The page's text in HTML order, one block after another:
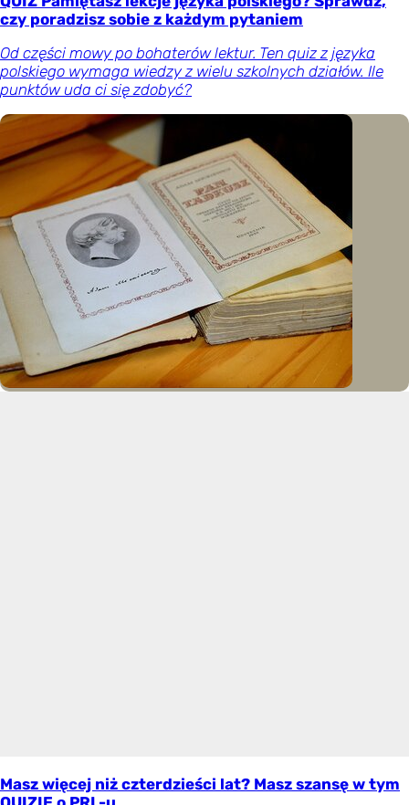
czy poradzisz sobie z każdym pytaniem
Od części mowy po bohaterów lektur. Ten quiz z języka
polskiego wymaga wiedzy z wielu szkolnych działów. Ile
punktów uda ci się zdobyć?
Masz więcej niż czterdzieści lat? Masz szansę w tym